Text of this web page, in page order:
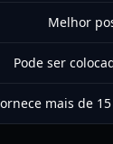
Melhor
Pode ser
mais de